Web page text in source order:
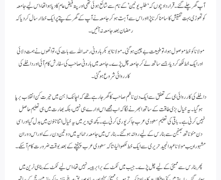
آپ گھر چلے گئے۔ قرارداد چوں کہ ‘طلبہ یونین’ کے نام سے شائع ہوئی تھی اور پتہ فیض عام کا دیا ہوا تھا، اس لیے جامعہ
کو تھوڑی بہت تفتیش کا سامنا کرنا پڑا اور اس سے آہت ہوکر جامعہ نے آپ کے گھر کے پتے پر ایک خط ارسال کر دیا کہ
رمضان بعد جامعہ نہ آئیں۔
مولانا کو خط موصول ہوا، تو طبیعت بے چین ہو گئی۔ مولانا ابو بکر ہارونی رحمہ اللہ سے بات کی، تو انھوں نے ہمت دلائی
اور ایک خط لکھ کر دیا، جسے ساتھ لے کر جامعہ چل پڑے۔ جامعہ میں ہارونی صاحب کی سفارش کام آئی اور داخلے کی
کارروائی شروع ہو گئی۔
داخلے کی کارروائی ہی کے تعلق سے ایک دن ناظم صاحب کا گھر جا رہے تھے کہ اچانک ذہن میں حیرت کن انقلاب برپا
ہو گیا۔ یہ خیال بڑی طاقت کے ساتھ ابھرنے لگا کہ اب مجھے اس ادارے ہی نہیں، بلکہ بھارت میں ہی تعلیم حاصل
نہیں کرنی ہے۔ باقی کی تعلیم سعودی عرب جاکر پوری کرنی ہے۔ کچھ ہی دیر میں یہ خیال اتنا جنون میں بدل گیا اور اسی
دن مئوناتھ بھنجن سے بنارس کے لیے روانہ ہو گئے۔ بنارس میں جامعہ رحمانیہ میں دو تین دن رکے اور اس دوران
مشہور ادیب مولانا عبد المجید حریری سے ایک خط لکھوا لیا، تاکہ سعودی عرب پہنچنے کے بعد بوقت ضرورت کام آ سکے۔
پھر بنارس سے ممبئی کے لیے چل پڑے۔ جیب میں ٹکٹ کے برابر پیسہ نہیں تھا، اس لیے ٹکٹ کے بنا ہی ٹرین میں